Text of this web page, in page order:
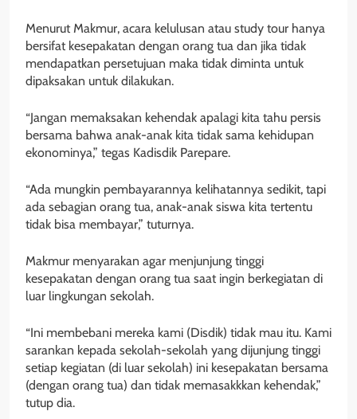
Menurut Makmur, acara kelulusan atau study tour hanya
bersifat kesepakatan dengan orang tua dan jika tidak
mendapatkan persetujuan maka tidak diminta untuk
dipaksakan untuk dilakukan.
“Jangan memaksakan kehendak apalagi kita tahu persis
bersama bahwa anak-anak kita tidak sama kehidupan
ekonominya,” tegas Kadisdik Parepare.
“Ada mungkin pembayarannya kelihatannya sedikit, tapi
ada sebagian orang tua, anak-anak siswa kita tertentu
tidak bisa membayar,” tuturnya.
Makmur menyarakan agar menjunjung tinggi
kesepakatan dengan orang tua saat ingin berkegiatan di
luar lingkungan sekolah.
“Ini membebani mereka kami (Disdik) tidak mau itu. Kami
sarankan kepada sekolah-sekolah yang dijunjung tinggi
setiap kegiatan (di luar sekolah) ini kesepakatan bersama
(dengan orang tua) dan tidak memasakkkan kehendak,”
tutup dia.